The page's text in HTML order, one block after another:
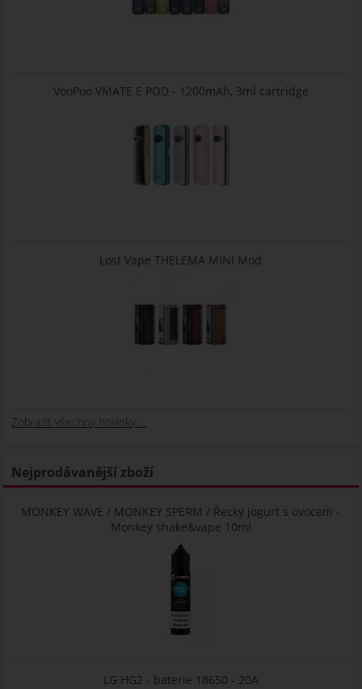
VooPoo VMATE E POD - 1200mAh, 3ml cartridge
Lost Vape THELEMA MINI Mod
Zobrazit všechny novinky ...
Nejprodávanější zboží
MONKEY WAVE / MONKEY SPERM / Řecký jogurt s ovocem -
Monkey shake&vape 10ml
LG HG2 - baterie 18650 - 20A